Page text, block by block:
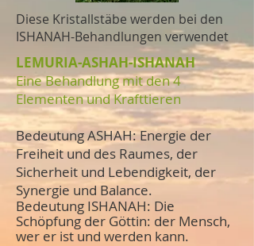
Diese Kristallstäbe werden bei den
ISHANAH-Behandlungen verwendet
LEMURIA-ASHAH-ISHANAH
Eine Behandlung mit den 4
Elementen und Krafttieren
Bedeutung ASHAH: Energie der
Freiheit und des Raumes, der
Sicherheit und Lebendigkeit, der
Synergie und Balance.
Bedeutung ISHANAH: Die
Schöpfung der Göttin: der Mensch,
wer er ist und werden kann.